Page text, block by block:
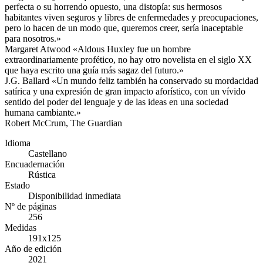
perfecta o su horrendo opuesto, una distopía: sus hermosos
habitantes viven seguros y libres de enfermedades y preocupaciones,
pero lo hacen de un modo que, queremos creer, sería inaceptable
para nosotros.»
Margaret Atwood «Aldous Huxley fue un hombre
extraordinariamente profético, no hay otro novelista en el siglo XX
que haya escrito una guía más sagaz del futuro.»
J.G. Ballard «Un mundo feliz también ha conservado su mordacidad
satírica y una expresión de gran impacto aforístico, con un vívido
sentido del poder del lenguaje y de las ideas en una sociedad
humana cambiante.»
Robert McCrum, The Guardian
Idioma
Castellano
Encuadernación
Rústica
Estado
Disponibilidad inmediata
Nº de páginas
256
Medidas
191x125
Año de edición
2021